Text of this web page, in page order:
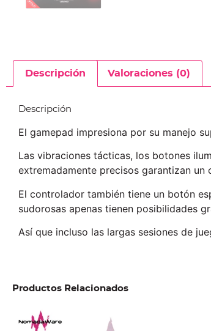
Descripción Valoraciones (0)
Descripción
El gamepad impresiona por su manejo
Las vibraciones tácticas, los botones
extremadamente precisos garantizan
El controlador también tiene un botón
sudorosas apenas tienen posibilidades
Así que incluso las largas sesiones de
Productos Relacionados